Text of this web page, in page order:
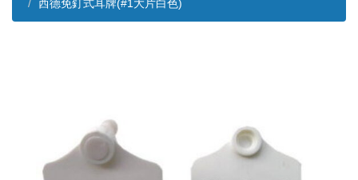
西德免釘式耳牌(#1大片白色)